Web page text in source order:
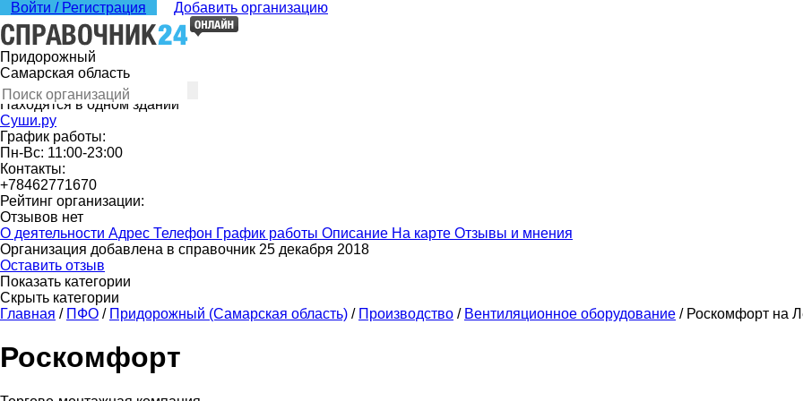
Войти / Регистрация Добавить организацию
Придорожный
Самарская область
Находятся в одном здании
Суши.ру
График работы:
Пн-Вс: 11:00-23:00
Контакты:
+78462771670
Рейтинг организации:
Отзывов нет
О деятельности Адрес Телефон График работы Описание На карте Отзывы и мнения
Организация добавлена в справочник 25 декабря 2018
Оставить отзыв
Показать категории
Скрыть категории
Главная / ПФО / Придорожный (Самарская область) / Производство / Вентиляционное оборудование / Роскомфорт на
Роскомфорт